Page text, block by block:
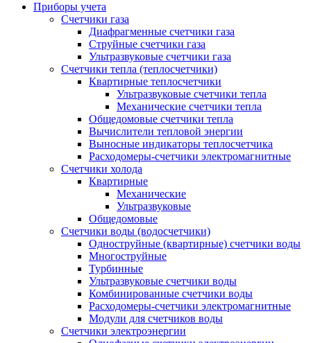
Приборы учета
Счетчики газа
Диафрагменные счетчики газа
Струйные счетчики газа
Ультразвуковые счетчики газа
Счетчики тепла (теплосчетчики)
Квартирные теплосчетчики
Ультразвуковые счетчики тепла
Механические счетчики тепла
Общедомовые счетчики тепла
Вычислители тепловой энергии
Выносные индикаторы теплосчетчика
Расходомеры-счетчики электромагнитные
Счетчики холода
Квартирные
Механические
Ультразвуковые
Общедомовые
Счетчики воды (водосчетчики)
Одноструйные (квартирные) счетчики воды
Многоструйные
Турбинные
Ультразвуковые счетчики воды
Комбинированные счетчики воды
Расходомеры-счетчики электромагнитные
Модули для счетчиков воды
Счетчики электроэнергии